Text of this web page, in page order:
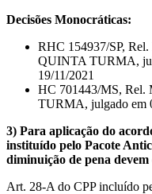
Decisões Monocráticas:
RHC 154937/SP,
QUINTA TURMA,
19/11/2021
HC 701443/MS,
TURMA, julgado em
3) Para aplicação do
instituído pelo Pacote
diminuição de pena
Art. 28-A do CPP incluído